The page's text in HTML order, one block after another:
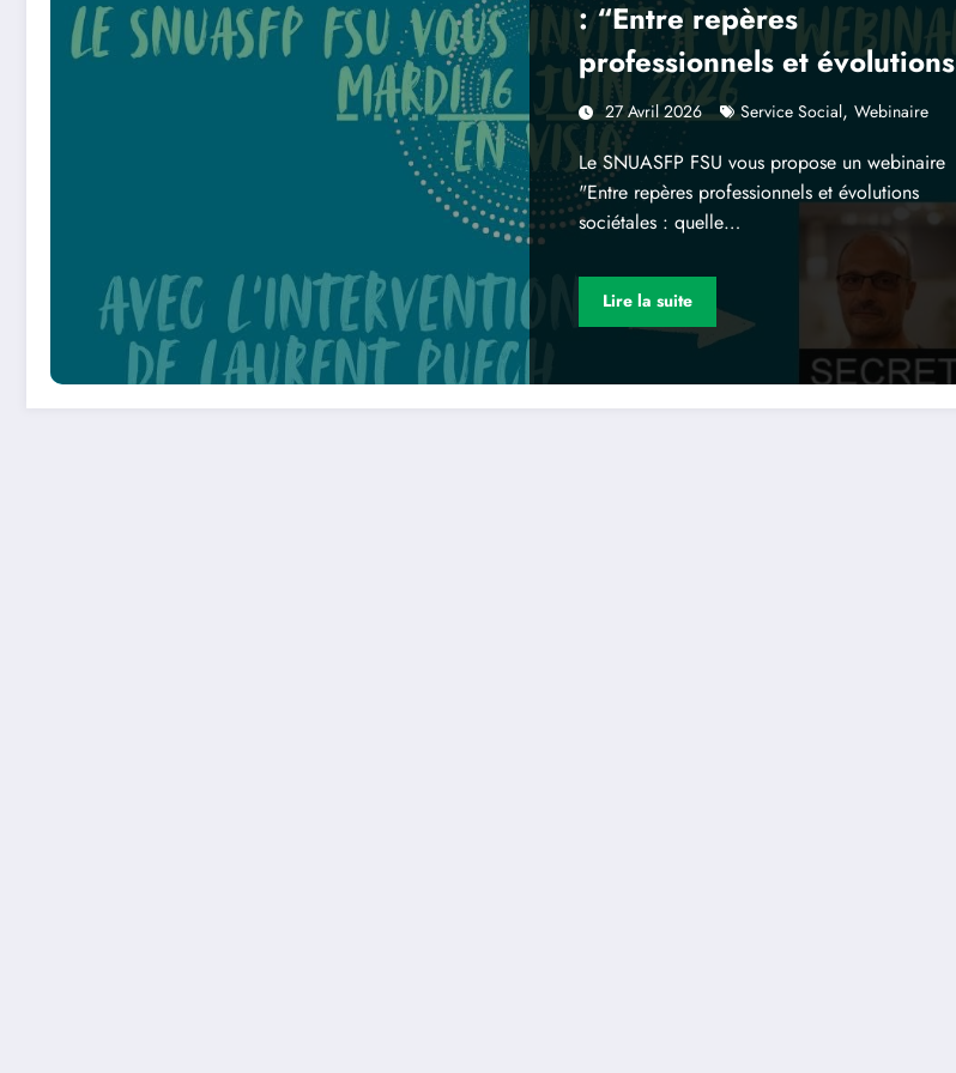
: “Entre repères
professionnels et évolutions
sociétales : quelle place et
quel avenir pour le service
social ?”
27 Avril 2026 Service Social, Webinaire
Le SNUASFP FSU vous propose un webinaire
"Entre repères professionnels et évolutions
sociétales : quelle…
Lire la suite